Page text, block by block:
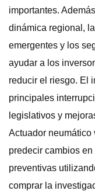
importantes.
dinámica regional,
emergentes y los
ayudar a los
reducir el riesgo. El
principales
legislativos y
Actuador neumático
predecir cambios
preventivas
comprar la